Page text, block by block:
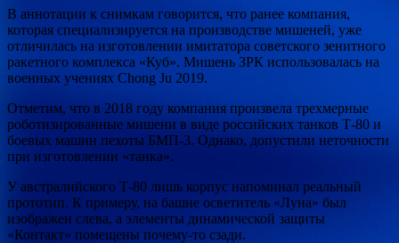
В аннотации к снимкам говорится, что ранее компания,
которая специализируется на производстве мишеней, уже
отличилась на изготовлении имитатора советского зенитного
ракетного комплекса «Куб». Мишень ЗРК использовалась на
военных учениях Chong Ju 2019.
Отметим, что в 2018 году компания произвела трехмерные
роботизированные мишени в виде российских танков Т-80 и
боевых машин пехоты БМП-3. Однако, допустили неточности
при изготовлении «танка».
У австралийского Т-80 лишь корпус напоминал реальный
прототип. К примеру, на башне осветитель «Луна» был
изображен слева, а элементы динамической защиты
«Контакт» помещены почему-то сзади.